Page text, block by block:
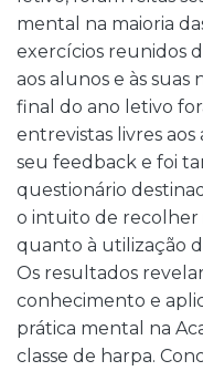
mental na maioria
exercícios reunidos
aos alunos e às suas
final do ano letivo
entrevistas livres
seu feedback e foi
questionário
o intuito de recolher
quanto à utilização
Os resultados
conhecimento e
prática mental na
classe de harpa.